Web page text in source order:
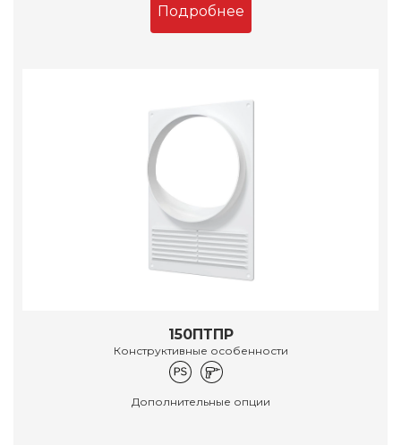
Подробнее
150ПТПР
Конструктивные особенности
Дополнительные опции